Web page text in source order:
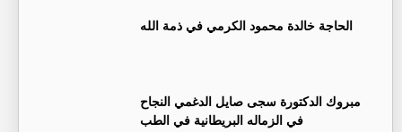
الحاجة خالدة محمود الكرمي في ذمة الله
مبروك الدكتورة سجى صايل الدغمي النجاح
في الزماله البريطانية في الطب